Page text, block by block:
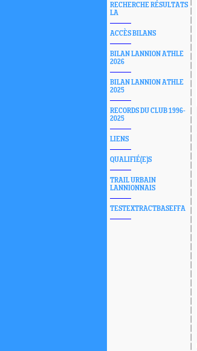
RECHERCHE RÉSULTATS
LA
ACCÈS BILANS
BILAN LANNION ATHLE
2026
BILAN LANNION ATHLE
2025
RECORDS DU CLUB 1996-
2025
LIENS
QUALIFIÉ(E)S
TRAIL URBAIN
LANNIONNAIS
TESTEXTRACTBASEFFA